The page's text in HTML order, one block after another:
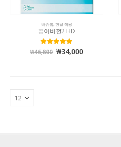
바슈롬, 한달 착용
퓨어비전2 HD
5.00 out of 5
₩46,800 ₩34,000